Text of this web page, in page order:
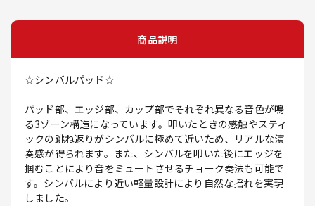
商品説明
☆シンバルパッド☆
パッド部、エッジ部、カップ部でそれぞれ異なる音色が鳴
る3ゾーン構造になっています。叩いたときの感触やスティ
ックの跳ね返りがシンバルに極めて近いため、リアルな演
奏感が得られます。また、シンバルを叩いた後にエッジを
掴むことにより音をミュートさせるチョーク奏法も可能で
す。シンバルにより近い軽量設計により自然な揺れを実現
しました。